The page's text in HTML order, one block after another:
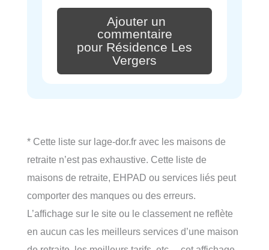
Ajouter un
commentaire
pour Résidence Les
Vergers
* Cette liste sur lage-dor.fr avec les maisons de
retraite n’est pas exhaustive. Cette liste de
maisons de retraite, EHPAD ou services liés peut
comporter des manques ou des erreurs.
L’affichage sur le site ou le classement ne reflète
en aucun cas les meilleurs services d’une maison